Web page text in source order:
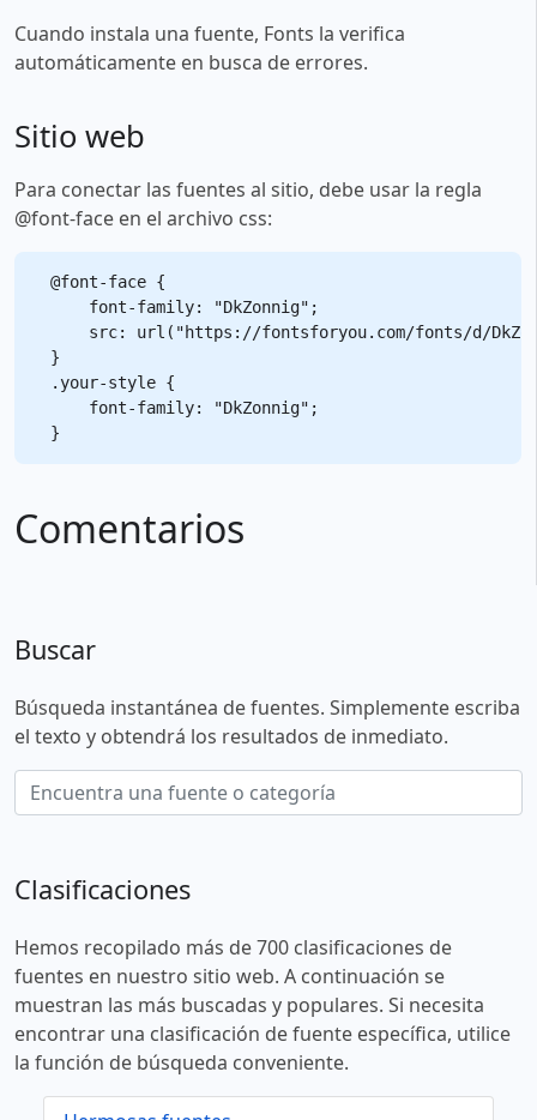
Cuando instala una fuente, Fonts la verifica
automáticamente en busca de errores.
Sitio web
Para conectar las fuentes al sitio, debe usar la regla
@font-face en el archivo css:
@font-face {
    font-family: "DkZonnig";
src: url("https://fontsforyou.com/fonts/d/
}
.your-style {
    font-family: "DkZonnig";
Comentarios
Buscar
Búsqueda instantánea de fuentes. Simplemente escriba
el texto y obtendrá los resultados de inmediato.
Clasificaciones
Hemos recopilado más de 700 clasificaciones de
fuentes en nuestro sitio web. A continuación se
muestran las más buscadas y populares. Si necesita
encontrar una clasificación de fuente específica, utilice
la función de búsqueda conveniente.